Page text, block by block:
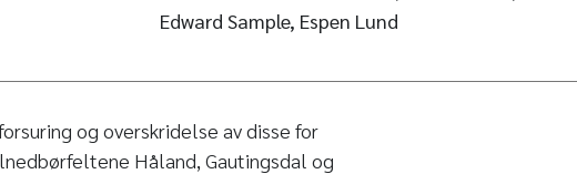
Edward Sample, Espen Lund
og overskridelse av disse for
Håland, Gautingsdal og